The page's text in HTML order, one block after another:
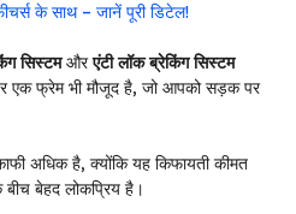
के साथ – जानें पूरी डिटेल!
सिस्टमऔरएंटी लॉक ब्रेकिंग सिस्टम
एक फ्रेम भी मौजूद है, जो आपको सड़क पर
अधिक है, क्योंकि यह किफायती कीमत
बेहद लोकप्रिय है।